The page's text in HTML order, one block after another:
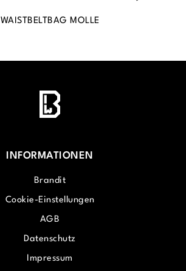
WAISTBELTBAG MOLLE
INFORMATIONEN
Brandit
Cookie-Einstellungen
AGB
Datenschutz
Impressum